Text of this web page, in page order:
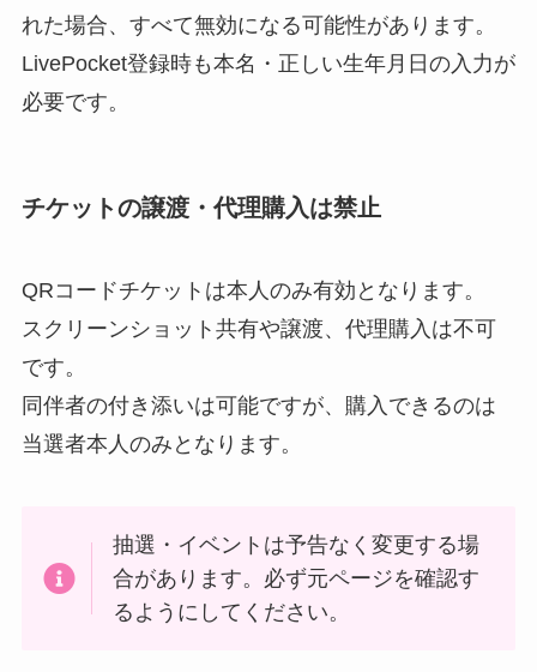
れた場合、すべて無効になる可能性があります。
LivePocket登録時も本名・正しい生年月日の入力が
必要です。
チケットの譲渡・代理購入は禁止
QRコードチケットは本人のみ有効となります。
スクリーンショット共有や譲渡、代理購入は不可
です。
同伴者の付き添いは可能ですが、購入できるのは
当選者本人のみとなります。
抽選・イベントは予告なく変更する場
合があります。必ず元ページを確認す
るようにしてください。